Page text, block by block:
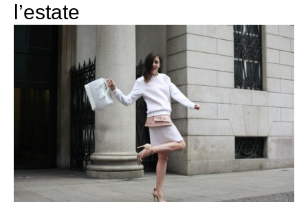
l’estate